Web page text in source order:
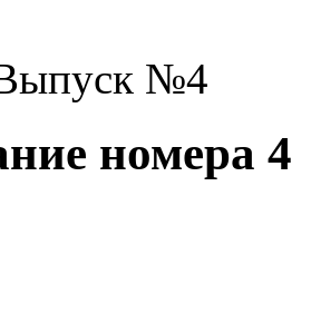
№4
номера 4